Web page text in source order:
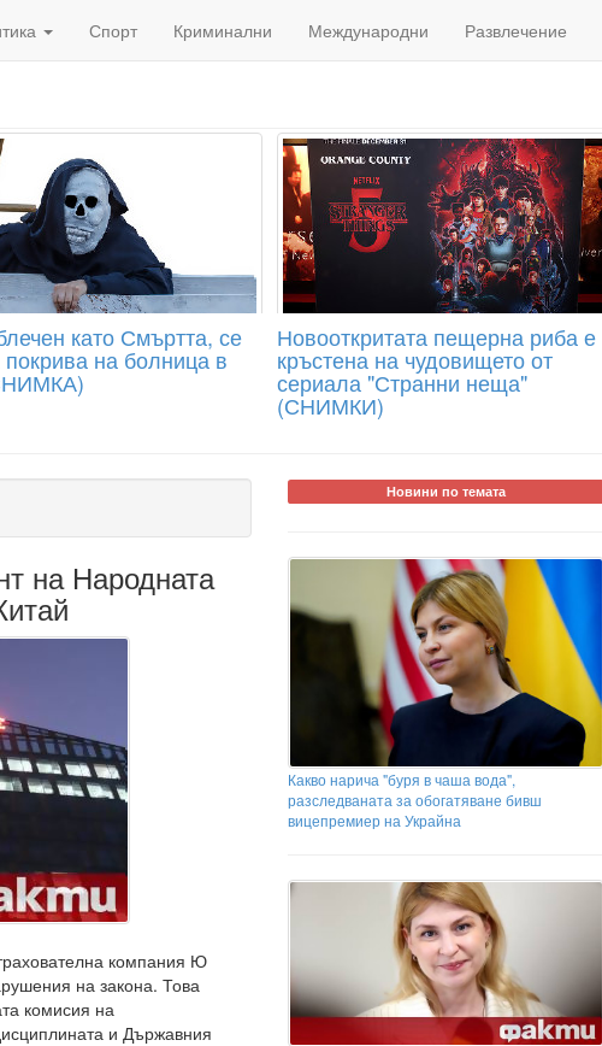
Спорт Криминални Международни Развлечение
като Смъртта, се
покрива на болница в
Новооткритата пещерна риба е
кръстена на чудовището от
сериала "Странни неща"
(СНИМКИ)
на Народната
компания Ю
на закона. Това
комисия на
и Държавния
Новини по темата
Какво нарича "буря в чаша вода",
разследваната за обогатяване бивш
вицепремиер на Украйна